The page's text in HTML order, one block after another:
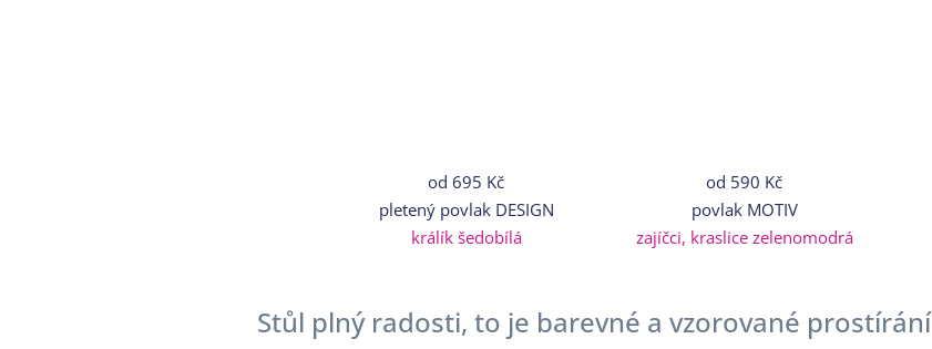
od695 Kč
pletený povlak DESIGN
králík šedobílá
od 590 Kč
povlak MOTIV
zajíčci, kraslice zelenomodrá
Stůl plný radosti, to je barevné a vzorované prostírání